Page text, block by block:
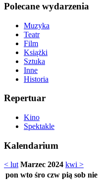
Polecane wydarzenia
Muzyka
Teatr
Film
Książki
Sztuka
Inne
Historia
Repertuar
Kino
Spektakle
Kalendarium
< lut Marzec 2024 kwi >
pon wto śro czw pią sob nie